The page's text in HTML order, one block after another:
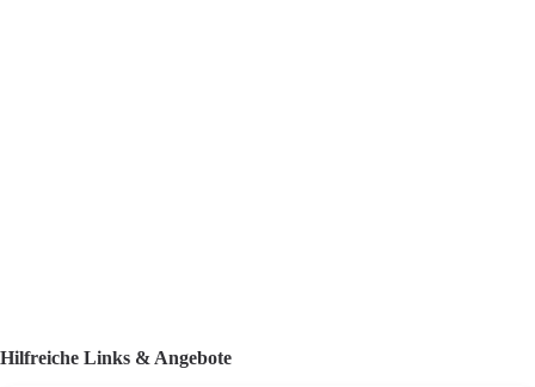
Hilfreiche Links & Angebote